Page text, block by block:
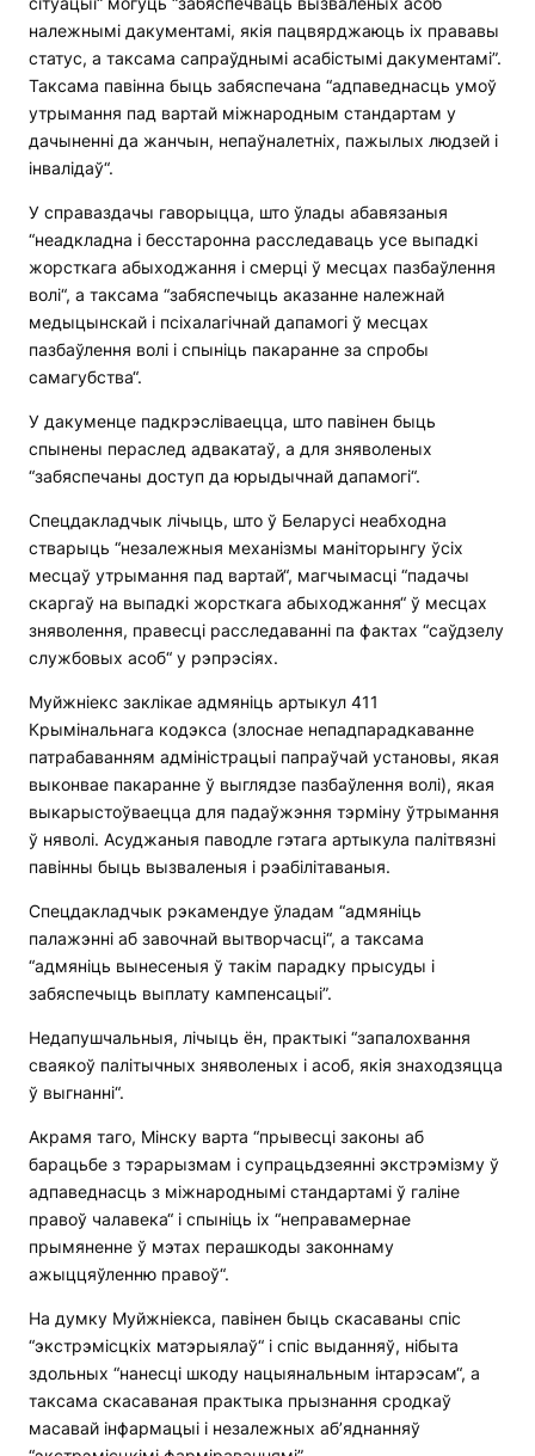
належнымі дакументамі, якія пацвярджаюць іх прававы
статус, а таксама сапраўднымі асабістымі дакументамі”.
Таксама павінна быць забяспечана “адпаведнасць умоў
утрымання пад вартай міжнародным стандартам у
дачыненні да жанчын, непаўналетніх, пажылых людзей і
інвалідаў“.
У справаздачы гаворыцца, што ўлады абавязаныя
“неадкладна і бесстаронна расследаваць усе выпадкі
жорсткага абыходжання і смерці ў месцах пазбаўлення
волі“, а таксама “забяспечыць аказанне належнай
медыцынскай і псіхалагічнай дапамогі ў месцах
пазбаўлення волі і спыніць пакаранне за спробы
самагубства“.
У дакуменце падкрэсліваецца, што павінен быць
спынены пераслед адвакатаў, а для зняволеных
“забяспечаны доступ да юрыдычнай дапамогі“.
Спецдакладчык лічыць, што ў Беларусі неабходна
стварыць “незалежныя механізмы маніторынгу ўсіх
месцаў утрымання пад вартай“, магчымасці “падачы
скаргаў на выпадкі жорсткага абыходжання“ ў месцах
зняволення, правесці расследаванні па фактах “саўдзелу
службовых асоб“ у рэпрэсіях.
Муйжніекс заклікае адмяніць артыкул 411
Крымінальнага кодэкса (злоснае непадпарадкаванне
патрабаванням адміністрацыі папраўчай установы, якая
выконвае пакаранне ў выглядзе пазбаўлення волі), якая
выкарыстоўваецца для падаўжэння тэрміну ўтрымання
ў няволі. Асуджаныя паводле гэтага артыкула палітвязні
павінны быць вызваленыя і рэабілітаваныя.
Спецдакладчык рэкамендуе ўладам “адмяніць
палажэнні аб завочнай вытворчасці“, а таксама
“адмяніць вынесеныя ў такім парадку прысуды і
забяспечыць выплату кампенсацыі”.
Недапушчальныя, лічыць ён, практыкі “запалохвання
сваякоў палітычных зняволеных і асоб, якія знаходзяцца
ў выгнанні“.
Акрамя таго, Мінску варта “прывесці законы аб
барацьбе з тэрарызмам і супрацьдзеянні экстрэмізму ў
адпаведнасць з міжнароднымі стандартамі ў галіне
правоў чалавека“ і спыніць іх “неправамернае
прымяненне ў мэтах перашкоды законнаму
ажыццяўленню правоў“.
На думку Муйжніекса, павінен быць скасаваны спіс
“экстрэмісцкіх матэрыялаў“ і спіс выданняў, нібыта
здольных “нанесці шкоду нацыянальным інтарэсам“, а
таксама скасаваная практыка прызнання сродкаў
масавай інфармацыі і незалежных аб’яднанняў